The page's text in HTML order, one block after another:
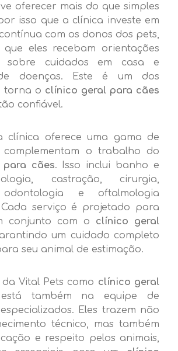
oferecer mais do que simples
isso que a clínica investe em
com os donos dos pets,
que eles recebam orientações
sobre cuidados em casa e
doenças. Este é um dos
torna o clínico geral para cães
confiável.
clínica oferece uma gama de
complementam o trabalho do
cães. Isso inclui banho e
castração, cirurgia,
odontologia e oftalmologia
serviço é projetado para
conjunto com o clínico geral
um cuidado completo
seu animal de estimação.
Vital Pets como clínico geral
também na equipe de
Eles trazem não
técnico, mas também
e respeito pelos animais,